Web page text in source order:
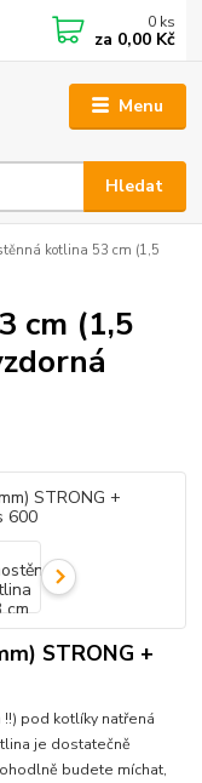
Menu
Hledat
0 ks
za 0,00 Kč
kotlina 53 cm (1,5
cm (1,5
STRONG +
pod kotlíky natřená
je dostatečně
budete míchat,